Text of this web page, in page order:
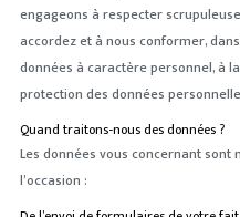
engageons à respecter
accordez et à nous conformer,
données à caractère personnel, à
protection des données
Quand traitons-nous des données ?
Les données vous concernant
l’occasion :